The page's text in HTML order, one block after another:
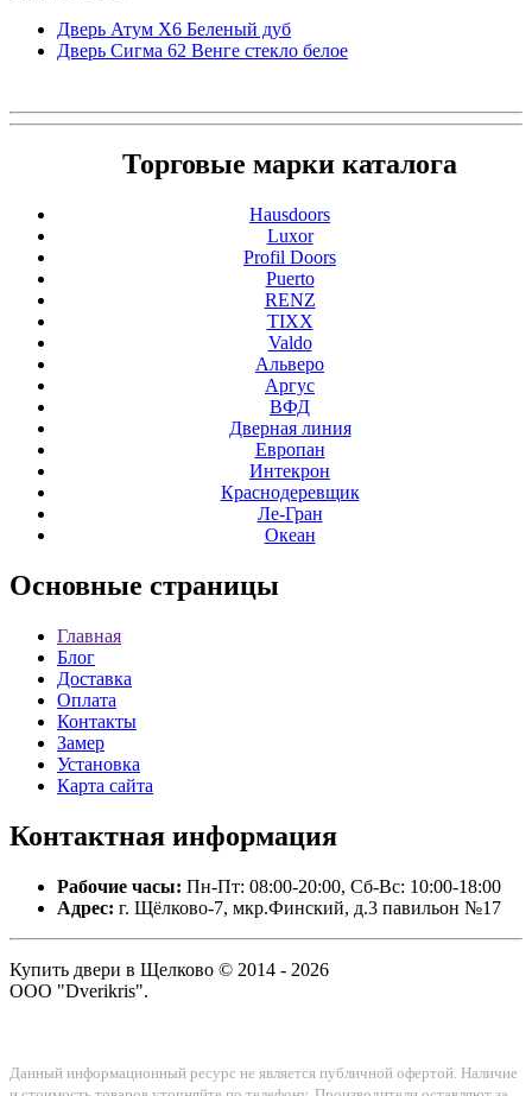
Дверь Атум X6 Беленый дуб
Дверь Сигма 62 Венге стекло белое
Торговые марки каталога
Hausdoors
Luxor
Profil Doors
Puerto
RENZ
TIXX
Valdo
Альверо
Аргус
ВФД
Дверная линия
Европан
Интекрон
Краснодеревщик
Ле-Гран
Океан
Основные страницы
Главная
Блог
Доставка
Оплата
Контакты
Замер
Установка
Карта сайта
Контактная информация
Рабочие часы: Пн-Пт: 08:00-20:00, Сб-Вс: 10:00-18:00
Адрес: г. Щёлково-7, мкр.Финский, д.3 павильон №17
Купить двери в Щелково © 2014 - 2026
ООО "Dverikris".
Данный информационный ресурс не является публичной офертой. Наличие